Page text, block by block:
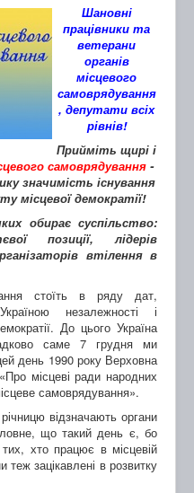
Шановні
працівники та
ветерани
органів
місцевого
самоврядування
, депутати всіх
рівнів!
Прийміть щирі і
самоврядування -
значимість існування
місцевої демократії!
обирає суспільство:
позиції, лідерів
втілення в
стоїть в ряду дат,
незалежності і
До цього Україна
саме 7 грудня ми
день 1990 року Верховна
місцеві ради народних
самоврядування».
відзначають органи
що такий день є, бо
хто працює в місцевій
теж зацікавлені в розвитку